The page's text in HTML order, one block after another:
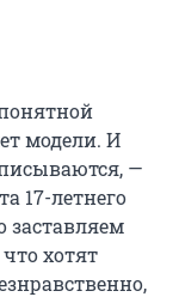
модели. И
—
17-летнего
заставляем
хотят